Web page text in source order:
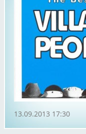
13.09.2013 17:30